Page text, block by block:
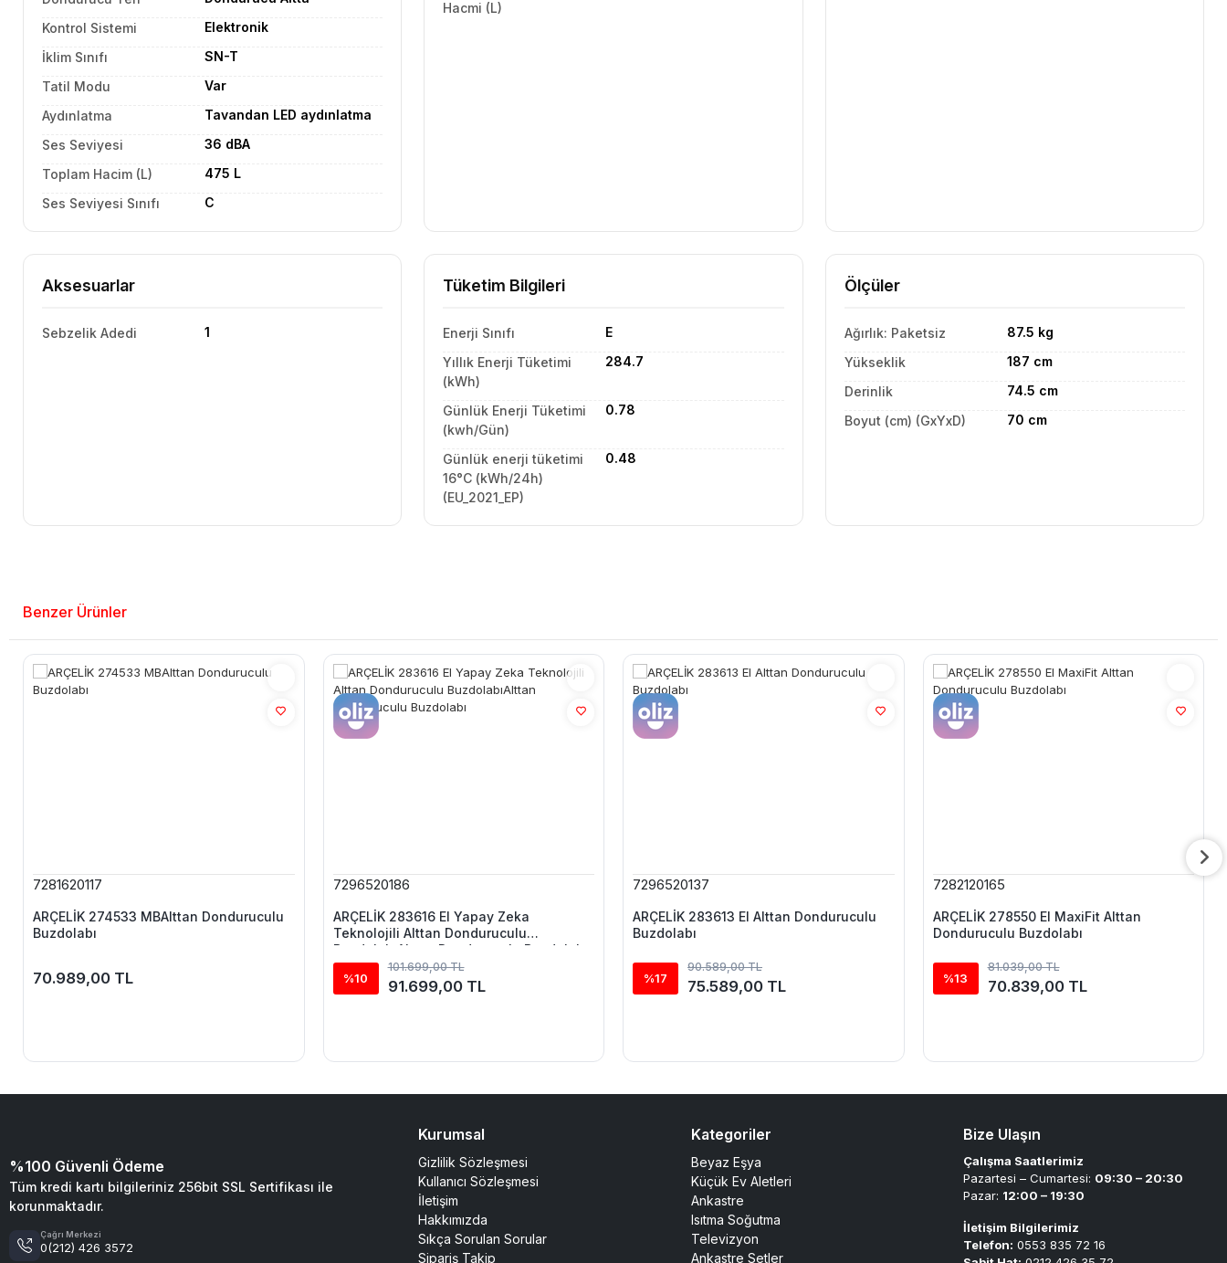
Kontrol Sistemi
Elektronik
İklim Sınıfı
SN-T
Tatil Modu
Var
Aydınlatma
Tavandan LED aydınlatma
Ses Seviyesi
36 dBA
Toplam Hacim (L)
475 L
Ses Seviyesi Sınıfı
C
Hacmi (L)
Aksesuarlar
Sebzelik Adedi 1
Tüketim Bilgileri
Enerji Sınıfı
E
Yıllık Enerji Tüketimi
(kWh)
284.7
Günlük Enerji Tüketimi
(kwh/Gün)
0.78
Günlük enerji tüketimi
16°C (kWh/24h)
(EU_2021_EP)
0.48
Ölçüler
Ağırlık: Paketsiz
87.5 kg
Yükseklik
187 cm
Derinlik
74.5 cm
Boyut (cm) (GxYxD)
70 cm
Benzer Ürünler
7281620117
ARÇELİK 274533 MBAlttan Donduruculu
Buzdolabı
70.989,00 TL
7296520186
ARÇELİK 283616 EI Yapay Zeka
Teknolojili Alttan Donduruculu
BuzdolabıAlttan Donduruculu Buzdolabı
%10
101.699,00 TL
91.699,00 TL
7296520137
ARÇELİK 283613 EI Alttan Donduruculu
Buzdolabı
%17
90.589,00 TL
75.589,00 TL
7282120165
ARÇELİK 278550 EI MaxiFit Alttan
Donduruculu Buzdolabı
%13
81.039,00 TL
70.839,00 TL
%100 Güvenli Ödeme
Tüm kredi kartı bilgileriniz 256bit SSL Sertifikası ile
korunmaktadır.
Çağrı Merkezi
0(212) 426 3572
Kurumsal
Gizlilik Sözleşmesi
Kullanıcı Sözleşmesi
İletişim
Hakkımızda
Sıkça Sorulan Sorular
Sipariş Takip
Kategoriler
Beyaz Eşya
Küçük Ev Aletleri
Ankastre
Isıtma Soğutma
Televizyon
Ankastre Setler
Bize Ulaşın
Çalışma Saatlerimiz
Pazartesi – Cumartesi: 09:30 – 20:30
Pazar: 12:00 – 19:30
İletişim Bilgilerimiz
Telefon: 0553 835 72 16